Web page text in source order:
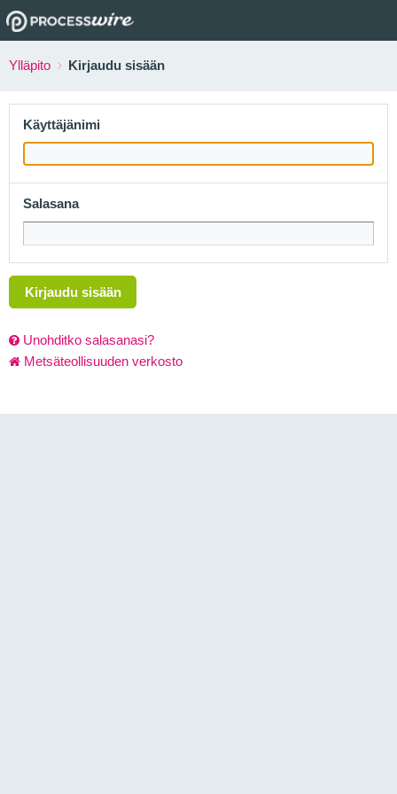
Ylläpito Kirjaudu sisään
Käyttäjänimi
Salasana
Kirjaudu sisään
Unohditko salasanasi?
Metsäteollisuuden verkosto